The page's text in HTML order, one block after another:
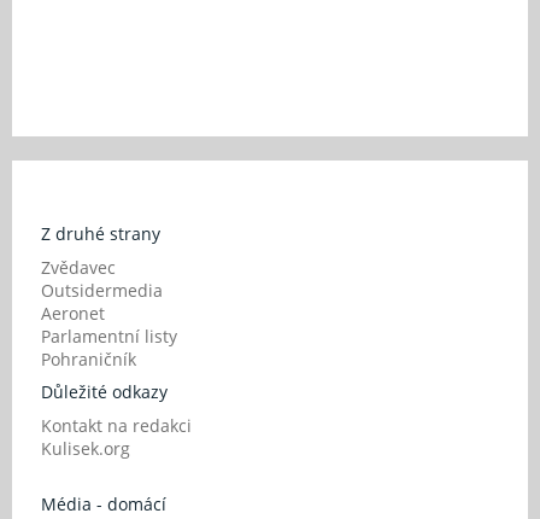
Z druhé strany
Zvědavec
Outsidermedia
Aeronet
Parlamentní listy
Pohraničník
Důležité odkazy
Kontakt na redakci
Kulisek.org
Média - domácí